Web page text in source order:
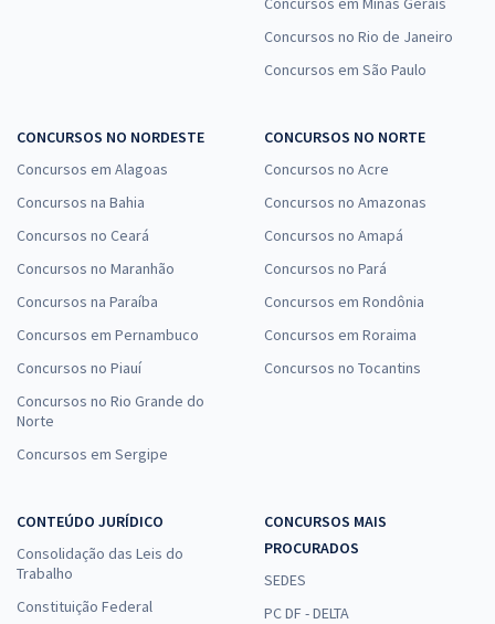
Concursos no Rio de Janeiro
Concursos em São Paulo
CONCURSOS NO NORDESTE
Concursos em Alagoas
Concursos na Bahia
Concursos no Ceará
Concursos no Maranhão
Concursos na Paraíba
Concursos em Pernambuco
Concursos no Piauí
Concursos no Rio Grande do
Norte
Concursos em Sergipe
CONCURSOS NO NORTE
Concursos no Acre
Concursos no Amazonas
Concursos no Amapá
Concursos no Pará
Concursos em Rondônia
Concursos em Roraima
Concursos no Tocantins
CONTEÚDO JURÍDICO
Consolidação das Leis do
Trabalho
Constituição Federal
CONCURSOS MAIS
PROCURADOS
SEDES
PC DF - DELTA